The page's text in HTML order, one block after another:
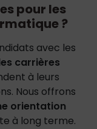
pour les
?
avec les
carrières
à leurs
Nous offrons
orientation
à long terme.